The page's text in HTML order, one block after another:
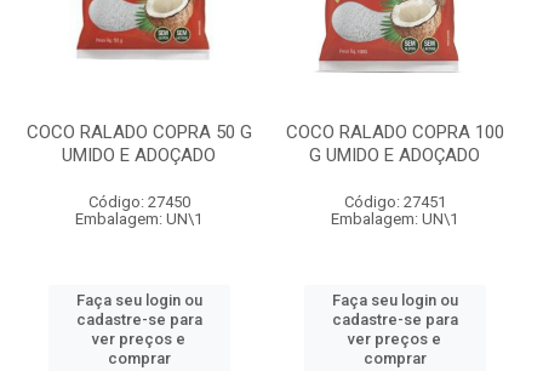
COCO RALADO COPRA 50 G
UMIDO E ADOÇADO
Código: 27450
Embalagem: UN\1
Faça seu login ou
cadastre-se para
ver preços e
comprar
COCO RALADO COPRA 100
G UMIDO E ADOÇADO
Código: 27451
Embalagem: UN\1
Faça seu login ou
cadastre-se para
ver preços e
comprar